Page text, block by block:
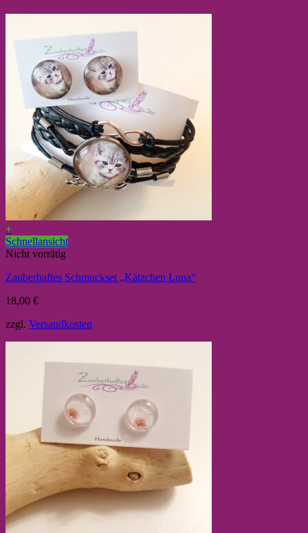
+
Schnellansicht
Nicht vorrätig
Zauberhaftes Schmuckset „Kätzchen Luna“
18,00 €
zzgl. Versandkosten